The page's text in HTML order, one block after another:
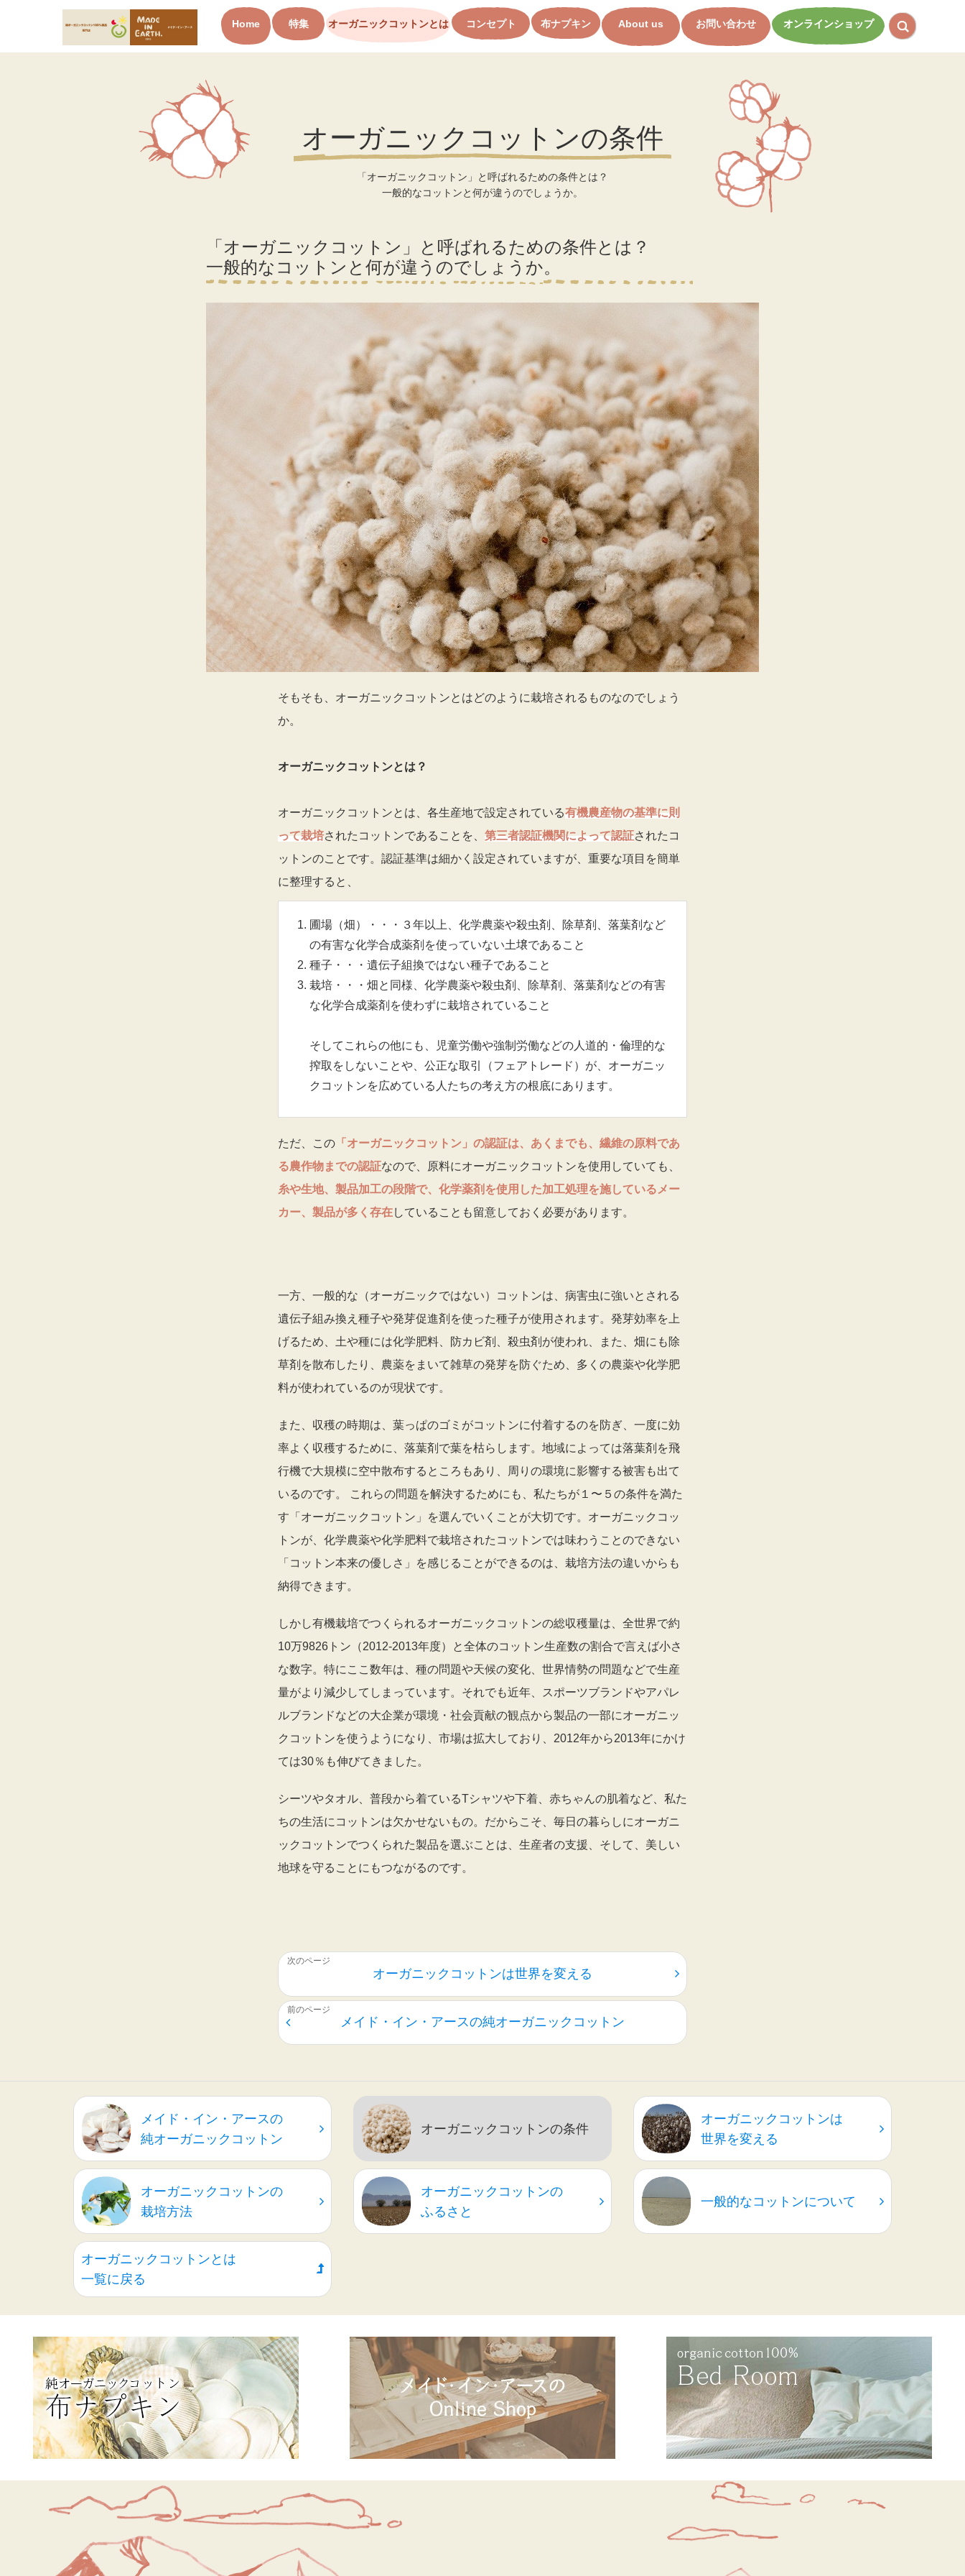
オーガニックコットン製品と
Home 特集 オーガニックコットンとは コンセプト 布ナプキン About us お問い合わせ オンラインショップ
オーガニックコットンの条件
「オーガニックコットン」と呼ばれるための条件とは？
一般的なコットンと何が違うのでしょうか。
「オーガニックコットン」と呼ばれるための条件とは？
一般的なコットンと何が違うのでしょうか。
そもそも、オーガニックコットンとはどのように栽培されるものなのでしょう
か。
オーガニックコットンとは？
オーガニックコットンとは、各生産地で設定されている有機農産物の基準に則
って栽培されたコットンであることを、 第三者認証機関によって認証されたコ
ットンのことです。認証基準は細かく設定されていますが、重要な項目を簡単
に整理すると、
圃場（畑）・・・３年以上、化学農薬や殺虫剤、除草剤、落葉剤など
の有害な化学合成薬剤を使っていない土壌であること
種子・・・遺伝子組換ではない種子であること
栽培・・・畑と同様、化学農薬や殺虫剤、除草剤、落葉剤などの有害
な化学合成薬剤を使わずに栽培されていること
そしてこれらの他にも、児童労働や強制労働などの人道的・倫理的な
搾取をしないことや、公正な取引（フェアトレード）が、オーガニッ
クコットンを広めている人たちの考え方の根底にあります。
ただ、この 「オーガニックコットン」の認証は、あくまでも、繊維の原料であ
る農作物までの認証なので、原料にオーガニックコットンを使用していても、
糸や生地、製品加工の段階で、化学薬剤を使用した加工処理を施しているメー
カー、製品が多く存在していることも留意しておく必要があります。
一方、一般的な（オーガニックではない）コットンは、病害虫に強いとされる
遺伝子組み換え種子や発芽促進剤を使った種子が使用されます。発芽効率を上
げるため、土や種には化学肥料、防カビ剤、殺虫剤が使われ、また、畑にも除
草剤を散布したり、農薬をまいて雑草の発芽を防ぐため、多くの農薬や化学肥
料が使われているのが現状です。
また、収穫の時期は、葉っぱのゴミがコットンに付着するのを防ぎ、一度に効
率よく収穫するために、落葉剤で葉を枯らします。地域によっては落葉剤を飛
行機で大規模に空中散布するところもあり、周りの環境に影響する被害も出て
いるのです。 これらの問題を解決するためにも、私たちが１〜５の条件を満た
す「オーガニックコットン」を選んでいくことが大切です。オーガニックコッ
トンが、化学農薬や化学肥料で栽培されたコットンでは味わうことのできない
「コットン本来の優しさ」を感じることができるのは、栽培方法の違いからも
納得できます。
しかし有機栽培でつくられるオーガニックコットンの総収穫量は、全世界で約
10万9826トン（2012-2013年度）と全体のコットン生産数の割合で言えば小さ
な数字。特にここ数年は、種の問題や天候の変化、世界情勢の問題などで生産
量がより減少してしまっています。それでも近年、スポーツブランドやアパレ
ルブランドなどの大企業が環境・社会貢献の観点から製品の一部にオーガニッ
クコットンを使うようになり、市場は拡大しており、2012年から2013年にかけ
ては30％も伸びてきました。
シーツやタオル、普段から着ているTシャツや下着、赤ちゃんの肌着など、私た
ちの生活にコットンは欠かせないもの。だからこそ、毎日の暮らしにオーガニ
ックコットンでつくられた製品を選ぶことは、生産者の支援、そして、美しい
地球を守ることにもつながるのです。
オーガニックコットンは世界を変える
メイド・イン・アースの純オーガニックコットン
メイド・イン・アースの
純オーガニックコットン
オーガニックコットンの条件
オーガニックコットンは
世界を変える
オーガニックコットンの
栽培方法
オーガニックコットンの
ふるさと
一般的なコットンについて
オーガニックコットンとは
一覧に戻る